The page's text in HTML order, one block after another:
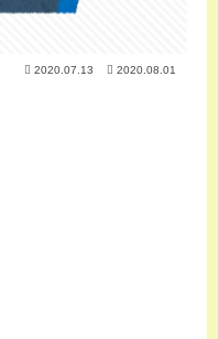
2020.07.13 2020.08.01